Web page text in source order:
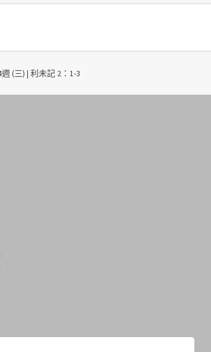
(三) | 利未記 2：1-3